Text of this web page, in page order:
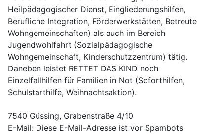
Heilpädagogischer Dienst, Eingliederungshilfen,
Berufliche Integration, Förderwerkstätten, Betreute
Wohngemeinschaften) als auch im Bereich
Jugendwohlfahrt (Sozialpädagogische
Wohngemeinschaft, Kinderschutzzentrum) tätig.
Daneben leistet RETTET DAS KIND noch
Einzelfallhilfen für Familien in Not (Soforthilfen,
Schulstarthilfe, Weihnachtsaktion).
7540 Güssing, Grabenstraße 4/10
E-Mail: Diese E-Mail-Adresse ist vor Spambots